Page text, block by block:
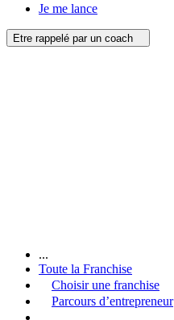
Je me lance
Etre rappelé par un coach
...
Toute la Franchise
Choisir une franchise
Parcours d’entrepreneur